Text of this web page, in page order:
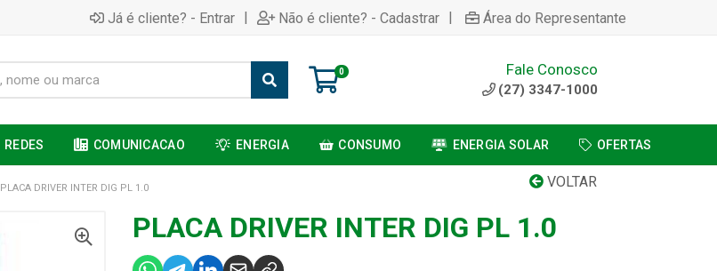
Já é cliente? - Entrar | Não é cliente? - Cadastrar | Área do Representante
0 Fale Conosco
(27) 3347-1000
REDES COMUNICACAO ENERGIA CONSUMO ENERGIA SOLAR OFERTAS
VOLTAR
PLACA DRIVER INTER DIG PL 1.0
PLACA DRIVER INTER DIG PL 1.0